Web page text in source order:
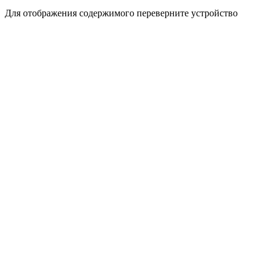
Для отображения содержимого переверните устройство